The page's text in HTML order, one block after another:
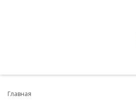
Главная